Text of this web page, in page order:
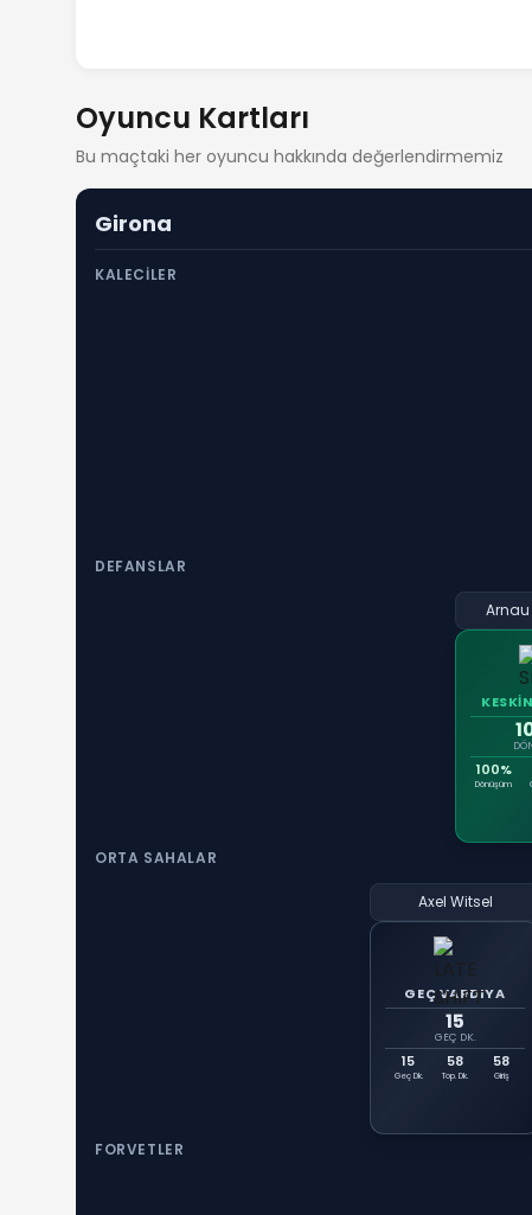
Oyuncu Kartları
Bu maçtaki her oyuncu hakkında değerlendirmemiz
Girona
KALECILER
DEFANSLAR
100%
Dönüşüm
ORTA SAHALAR
Axel Witsel
GEÇ VARDIYA
15
GEÇ DK.
15
Geç Dk.
58
Top. Dk.
58
Giriş
FORVETLER